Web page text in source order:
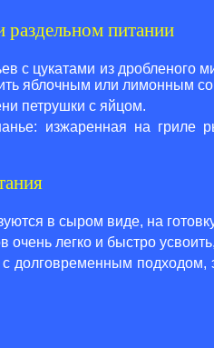
питании
с цукатами из
яблочным или лимонным
петрушки с яйцом.
изжаренная на
в сыром виде, на
очень легко и быстро
долговременным подходом,